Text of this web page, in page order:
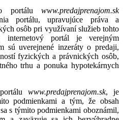
portálu www.predajprenajom.sk
portálu, upravujúce práva a
osôb pri využívaní služieb tohto
internetový portál je verejným
sú uverejnené inzeráty o predaji,
fyzických a právnických osôb,
trhu a ponuka hypotekárnych
www.predajprenajom.sk, je
podmienkami a tým, že obsah
s týmito podmienkami oboznámil,